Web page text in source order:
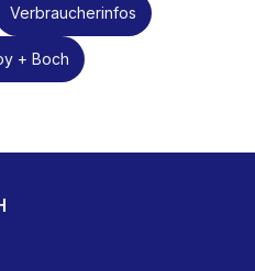
Verbraucherinfos
+ Boch